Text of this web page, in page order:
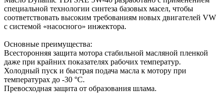
специальной технологии синтеза базовых масел, чтобы
соответствовать высоким требованиям новых двигателей VW
с системой «насосного» инжектора.
Основные преимущества:
Всесторонняя защита мотора стабильной масляной пленкой
даже при крайних показателях рабочих температур.
Холодный пуск и быстрая подача масла к мотору при
температурах до -30 °C.
Превосходная защита от образования шлама.